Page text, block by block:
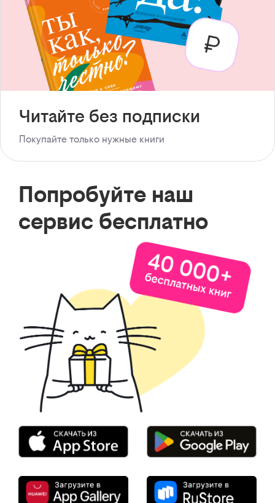
Читайте без подписки
Покупайте только нужные книги
Попробуйте наш
сервис бесплатно